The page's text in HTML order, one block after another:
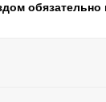
обязательно